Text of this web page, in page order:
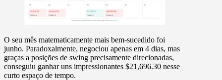
O seu mês matematicamente mais bem-sucedido foi
junho. Paradoxalmente, negociou apenas em 4 dias, mas
graças a posições de swing precisamente direcionadas,
conseguiu ganhar uns impressionantes $21,696.30 nesse
curto espaço de tempo.